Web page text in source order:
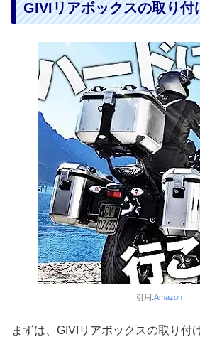
GIVIリアボックスの取り付
引用:Amazon
まずは、GIVIリアボックスの取り付